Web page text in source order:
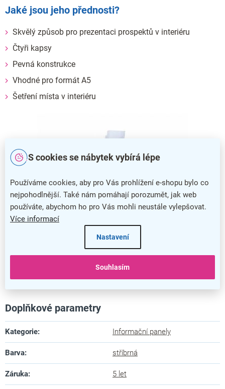
S cookies se nábytek vybírá lépe
Používáme cookies, aby pro Vás prohlížení e-shopu bylo co
nejpohodlnější. Také nám pomáhají porozumět, jak web
používáte, abychom ho pro Vás mohli neustále vylepšovat.
Více informací
Nastavení
Souhlasím
Jaké jsou jeho přednosti?
Skvělý způsob pro prezentaci prospektů v interiéru
Čtyři kapsy
Pevná konstrukce
Vhodné pro formát A5
Šetření místa v interiéru
Stojan na letáky
Doplňkové parametry
Kategorie: Informační panely
Barva: stříbrná
Záruka: 5 let